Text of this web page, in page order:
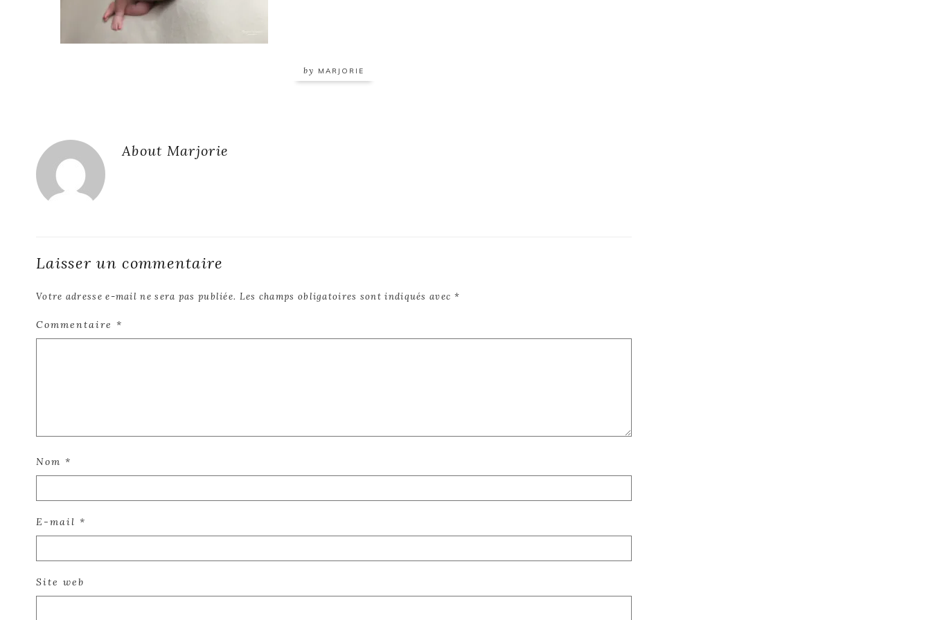
by MARJORIE
Reader
Interactions
About Marjorie
Laisser un commentaire
Votre adresse e-mail ne sera pas publiée. Les champs obligatoires sont indiqués avec *
Commentaire *
Nom *
E-mail *
Site web